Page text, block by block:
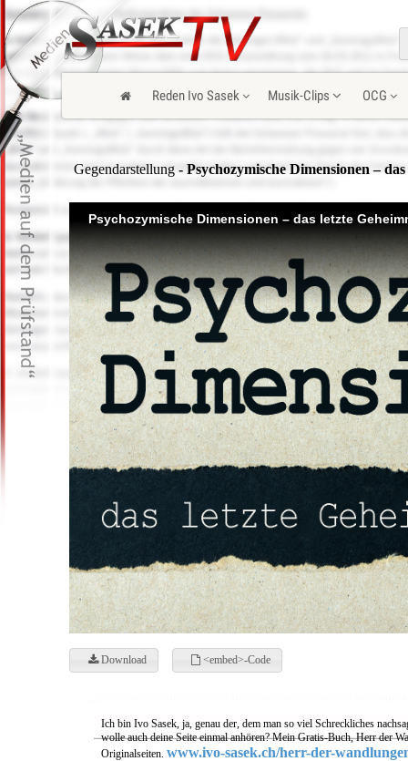
Reden Ivo Sasek Musik-Clips OCG
Gegendarstellung - Psychozymische Dimensionen –
Psychozymische Dimensionen – das letzte
Download <embed>-Code
Ich bin Ivo Sasek, ja, genau der, dem man so viel Schreckliches
wolle auch deine Seite einmal anhören? Mein Gratis-Buch, Herr der
Originalseiten. www.ivo-sasek.ch/herr-der-